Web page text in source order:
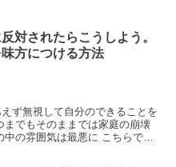
対されたらこうしよう。
方につける方法
ず無視して自分のできることを
でもそのままでは家庭の崩壊
の雰囲気は最悪に こちらで書